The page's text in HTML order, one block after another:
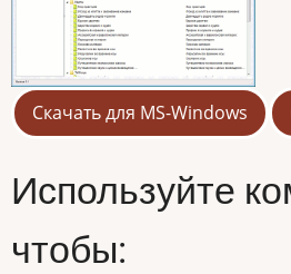
Скачать для MS-Windows
Используйте
чтобы: